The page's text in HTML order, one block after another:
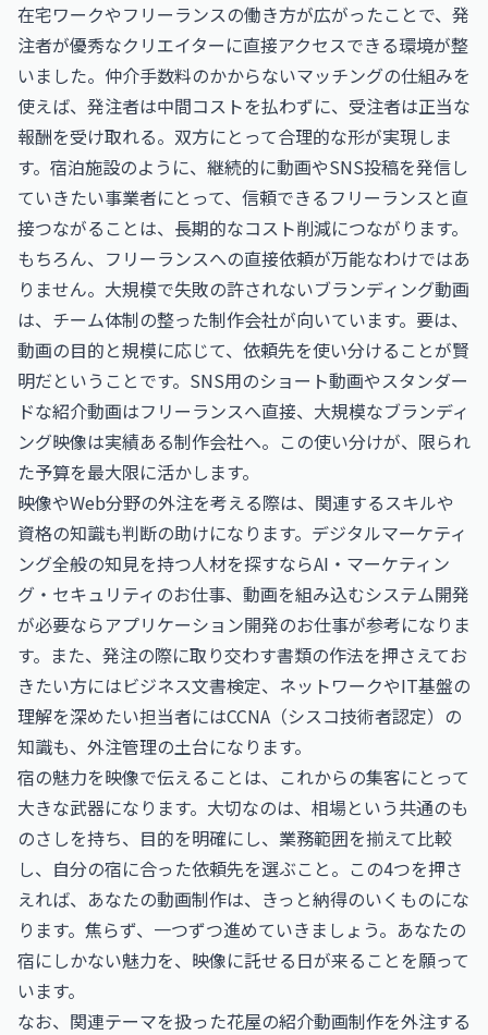
在宅ワークやフリーランスの働き方が広がったことで、発
注者が優秀なクリエイターに直接アクセスできる環境が整
いました。仲介手数料のかからないマッチングの仕組みを
使えば、発注者は中間コストを払わずに、受注者は正当な
報酬を受け取れる。双方にとって合理的な形が実現しま
す。宿泊施設のように、継続的に動画やSNS投稿を発信し
ていきたい事業者にとって、信頼できるフリーランスと直
接つながることは、長期的なコスト削減につながります。
もちろん、フリーランスへの直接依頼が万能なわけではあ
りません。大規模で失敗の許されないブランディング動画
は、チーム体制の整った制作会社が向いています。要は、
動画の目的と規模に応じて、依頼先を使い分けることが賢
明だということです。SNS用のショート動画やスタンダー
ドな紹介動画はフリーランスへ直接、大規模なブランディ
ング映像は実績ある制作会社へ。この使い分けが、限られ
た予算を最大限に活かします。
映像やWeb分野の外注を考える際は、関連するスキルや
資格の知識も判断の助けになります。デジタルマーケティ
ング全般の知見を持つ人材を探すならAI・マーケティン
グ・セキュリティのお仕事、動画を組み込むシステム開発
が必要ならアプリケーション開発のお仕事が参考になりま
す。また、発注の際に取り交わす書類の作法を押さえてお
きたい方にはビジネス文書検定、ネットワークやIT基盤の
理解を深めたい担当者にはCCNA（シスコ技術者認定） の
知識も、外注管理の土台になります。
宿の魅力を映像で伝えることは、これからの集客にとって
大きな武器になります。大切なのは、相場という共通のも
のさしを持ち、目的を明確にし、業務範囲を揃えて比較
し、自分の宿に合った依頼先を選ぶこと。この4つを押さ
えれば、あなたの動画制作は、きっと納得のいくものにな
ります。焦らず、一つずつ進めていきましょう。あなたの
宿にしかない魅力を、映像に託せる日が来ることを願って
います。
なお、関連テーマを扱った花屋の紹介動画制作を外注する